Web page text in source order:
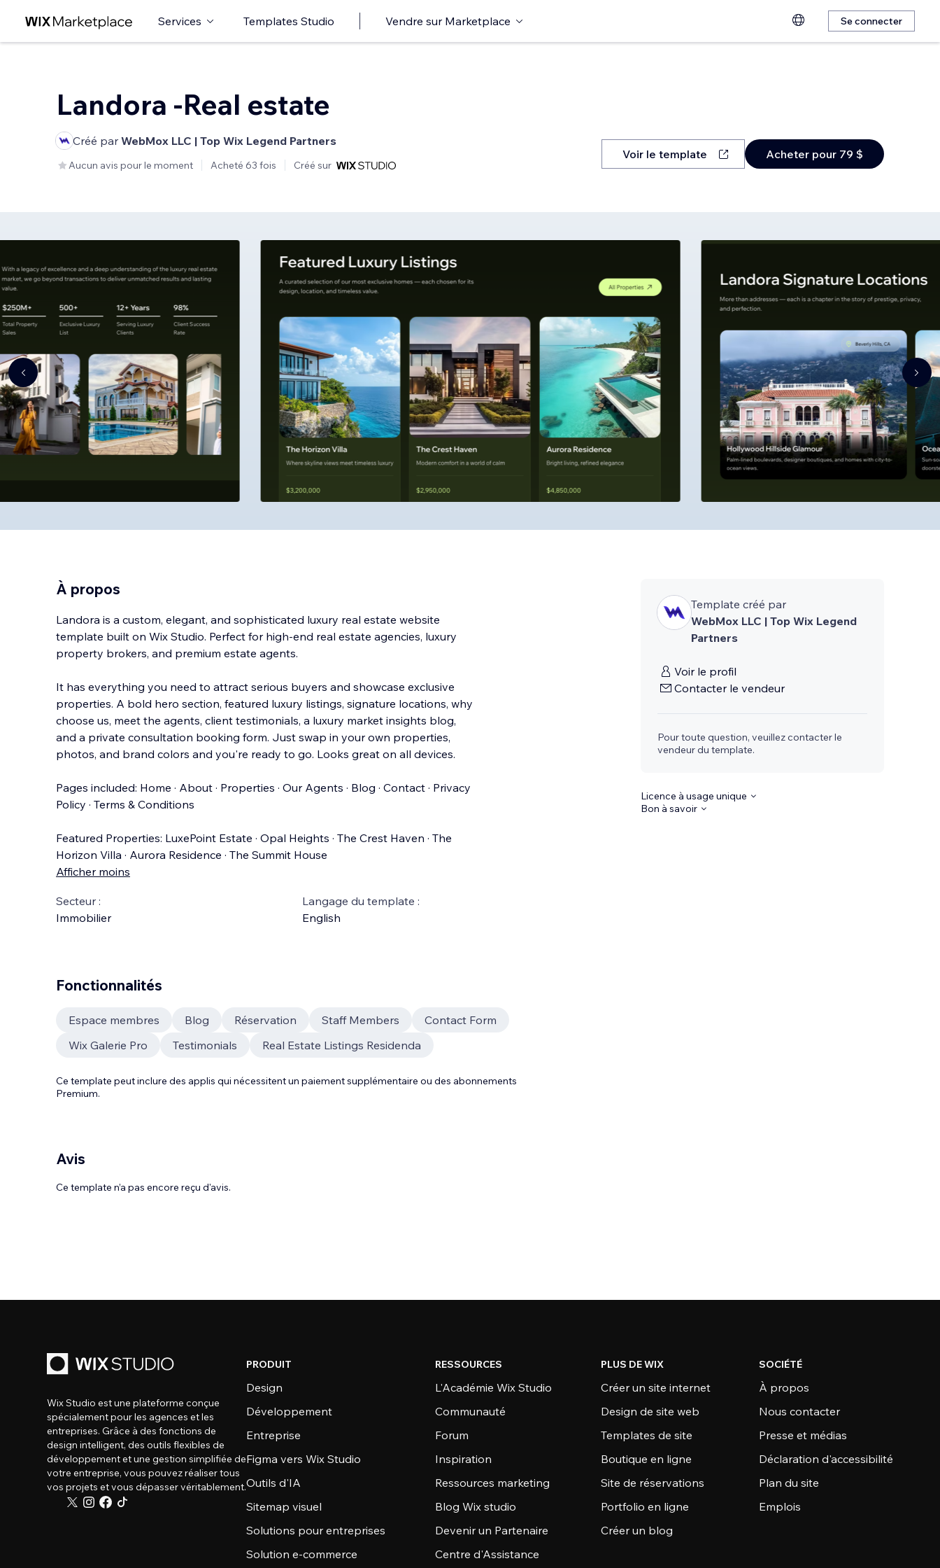
Services Templates Studio Vendre sur Marketplace Se connecter
Landora -Real estate
Créé par WebMox LLC | Top Wix Legend Partners
Aucun avis pour le moment Acheté 63 fois Créé sur
Voir le template Acheter pour 79 $
À propos
Landora is a custom, elegant, and sophisticated luxury real estate website
template built on Wix Studio. Perfect for high-end real estate agencies, luxury
property brokers, and premium estate agents.
It has everything you need to attract serious buyers and showcase exclusive
properties. A bold hero section, featured luxury listings, signature locations, why
choose us, meet the agents, client testimonials, a luxury market insights blog,
and a private consultation booking form. Just swap in your own properties,
photos, and brand colors and you're ready to go. Looks great on all devices.
Pages included: Home · About · Properties · Our Agents · Blog · Contact · Privacy
Policy · Terms & Conditions
Featured Properties: LuxePoint Estate · Opal Heights · The Crest Haven · The
Horizon Villa · Aurora Residence · The Summit House
Afficher moins
Secteur :
Immobilier
Langage du template :
English
Template créé par
WebMox LLC | Top Wix Legend
Partners
Voir le profil
Contacter le vendeur
Pour toute question, veuillez contacter le
vendeur du template.
Licence à usage unique
Bon à savoir
Fonctionnalités
Espace membres Blog Réservation Staff Members
Contact Form
Wix Galerie Pro
Testimonials Real Estate Listings Residenda
Ce template peut inclure des applis qui nécessitent un paiement supplémentaire ou des abonnements
Premium.
Avis
Ce template n’a pas encore reçu d'avis.
Wix Studio est une plateforme conçue
spécialement pour les agences et les
entreprises. Grâce à des fonctions de
design intelligent, des outils flexibles de
développement et une gestion simplifiée de
votre entreprise, vous pouvez réaliser tous
vos projets et vous dépasser véritablement.
PRODUIT
Design
Développement
Entreprise
Figma vers Wix Studio
Outils d'IA
Sitemap visuel
Solutions pour entreprises
Solution e-commerce
RESSOURCES
L'Académie Wix Studio
Communauté
Forum
Inspiration
Ressources marketing
Blog Wix studio
Devenir un Partenaire
Centre d'Assistance
PLUS DE WIX
Créer un site internet
Design de site web
Templates de site
Boutique en ligne
Site de réservations
Portfolio en ligne
Créer un blog
SOCIÉTÉ
À propos
Nous contacter
Presse et médias
Déclaration d'accessibilité
Plan du site
Emplois